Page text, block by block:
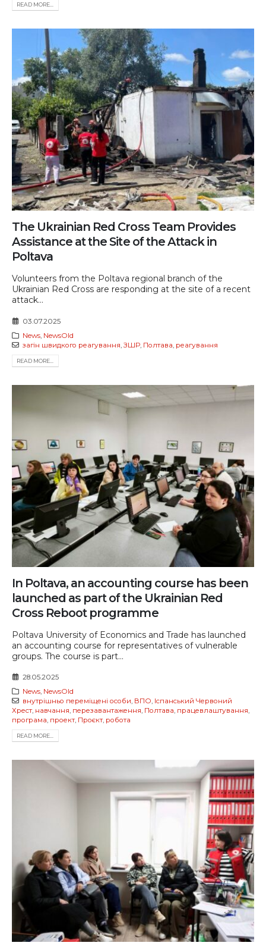
READ MORE...
The Ukrainian Red Cross Team Provides
Assistance at the Site of the Attack in
Poltava
Volunteers from the Poltava regional branch of the
Ukrainian Red Cross are responding at the site of a recent
attack...
03.07.2025
News, NewsOld
загін швидкого реагування ЗШР, Полтава реагування
READ MORE...
In Poltava, an accounting course has been
launched as part of the Ukrainian Red
Cross Reboot programme
Poltava University of Economics and Trade has launched
an accounting course for representatives of vulnerable
groups. The course is part...
28.05.2025
News, NewsOld
внутрішньо переміщені особи, ВПО, Іспанський Червоний
Хрест, навчання, перезавантаження, Полтава, працевлаштування,
програма, проект, Проєкт, робота
READ MORE...